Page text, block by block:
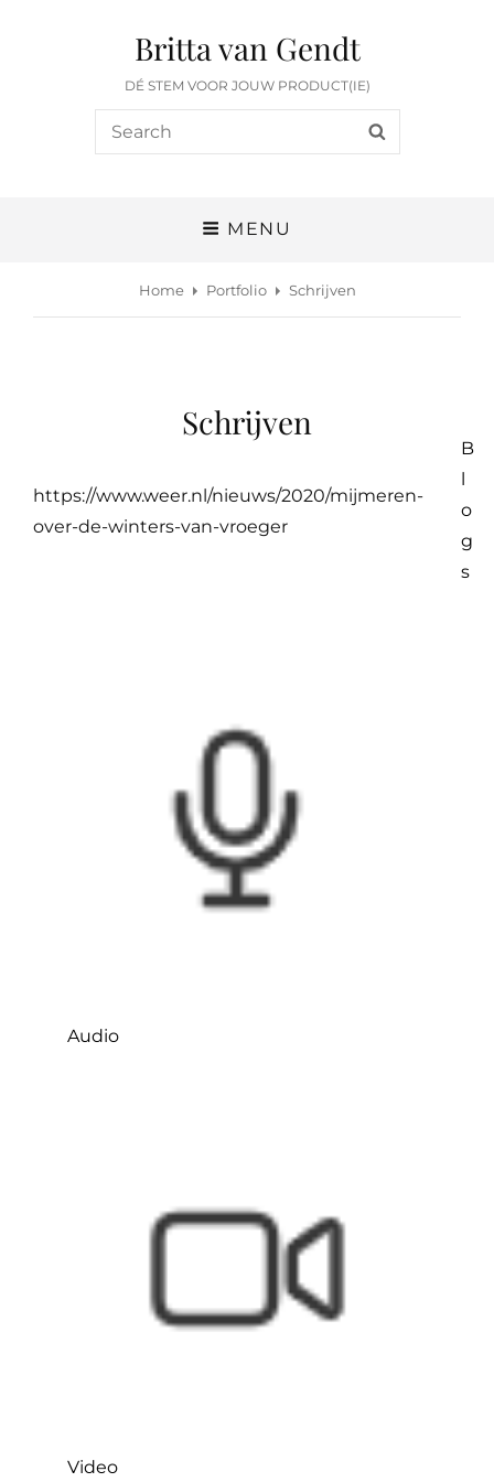
Britta van Gendt
DÉ STEM VOOR JOUW PRODUCT(IE)
Search
for:
MENU
Home Portfolio Schrijven
Schrijven
https://www.weer.nl/nieuws/2020/mijmeren-
over-de-winters-van-vroeger
B
l
o
g
s
Audio
Video